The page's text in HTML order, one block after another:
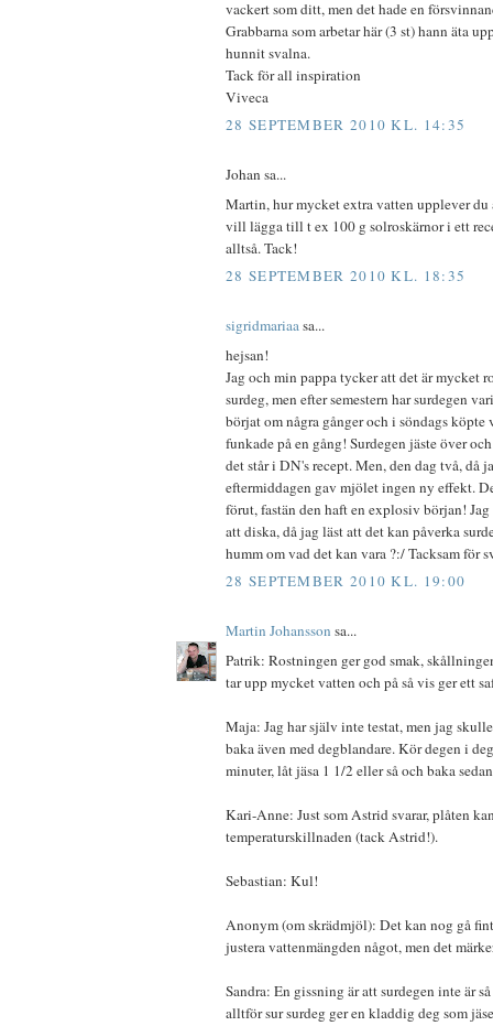
vackert som ditt, men det hade en
Grabbarna som arbetar här (3 st) hann äta
hunnit svalna.
Tack för all inspiration
Viveca
28 SEPTEMBER 2010 KL. 14:35
Johan sa...
Martin, hur mycket extra vatten upplever du
vill lägga till t ex 100 g solroskärnor i ett
alltså. Tack!
28 SEPTEMBER 2010 KL. 18:35
sigridmariaasa...
hejsan!
Jag och min pappa tycker att det är mycket
surdeg, men efter semestern har surdegen
börjat om några gånger och i söndags
funkade på en gång! Surdegen jäste över
det står i DN's recept. Men, den dag två, då
eftermiddagen gav mjölet ingen ny effekt.
förut, fastän den haft en explosiv början!
att diska, då jag läst att det kan påverka
humm om vad det kan vara ?:/ Tacksam för
28 SEPTEMBER 2010 KL. 19:00
Martin Johansson sa...
Patrik: Rostningen ger god smak,
tar upp mycket vatten och på så vis ger ett
Maja: Jag har själv inte testat, men jag
baka även med degblandare. Kör degen i
minuter, låt jäsa 1 1/2 eller så och baka
Kari-Anne: Just som Astrid svarar, plåten
temperaturskillnaden (tack Astrid!).
Sebastian: Kul!
Anonym (om skrädmjöl): Det kan nog gå
justera vattenmängden något, men det
Sandra: En gissning är att surdegen inte är
alltför sur surdeg ger en kladdig deg som